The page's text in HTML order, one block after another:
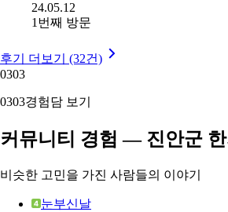
24.05.12
1번째 방문
후기 더보기 (32건)
0303
0303경험담 보기
커뮤니티 경험 — 진안군
비슷한 고민을 가진 사람들의 이야기
눈부신날